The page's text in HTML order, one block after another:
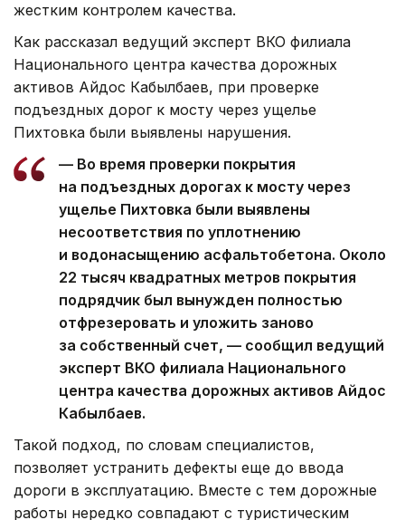
жестким контролем качества.
Как рассказал ведущий эксперт ВКО филиала
Национального центра качества дорожных
активов Айдос Кабылбаев, при проверке
подъездных дорог к мосту через ущелье
Пихтовка были выявлены нарушения.
— Во время проверки покрытия
на подъездных дорогах к мосту через
ущелье Пихтовка были выявлены
несоответствия по уплотнению
и водонасыщению асфальтобетона. Около
22 тысяч квадратных метров покрытия
подрядчик был вынужден полностью
отфрезеровать и уложить заново
за собственный счет, — сообщил ведущий
эксперт ВКО филиала Национального
центра качества дорожных активов Айдос
Кабылбаев.
Такой подход, по словам специалистов,
позволяет устранить дефекты еще до ввода
дороги в эксплуатацию. Вместе с тем дорожные
работы нередко совпадают с туристическим